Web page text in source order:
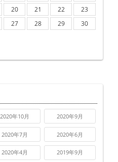
20 21 22
23
27 28 29
30
2020年10月 2020年9月
2020年7月 2020年6月
2020年4月 2019年9月